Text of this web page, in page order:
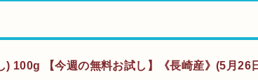
) 100g 【今週の無料お試し】《長崎産》(5月26